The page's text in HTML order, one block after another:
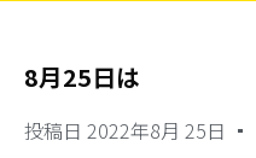
8月25日は
投稿日 2022年8月 25日